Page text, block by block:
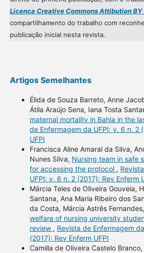
Licença Creative Commons Attibution BY
compartilhamento do trabalho com
publicação inicial nesta revista.
Artigos Semelhantes
Élida de Souza Barreto, Anne
Átila Araújo Sena, Iana Tosta
maternal mortality in Bahia in the
de Enfermagem da UFPI: v. 6 n. 2
UFPI
Francisca Aline Amaral da Silva,
Nunes Silva, Nursing team in safe
for accessing the protocol ,
UFPI: v. 6 n. 2 (2017): Rev Enferm
Márcia Teles de Oliveira Gouveia,
Santana, Ana Maria Ribeiro dos
da Costa, Márcia Astrês Fernandes,
welfare of nursing university
review , Revista de Enfermagem
(2017): Rev Enferm UFPI
Camilla de Oliveira Castelo